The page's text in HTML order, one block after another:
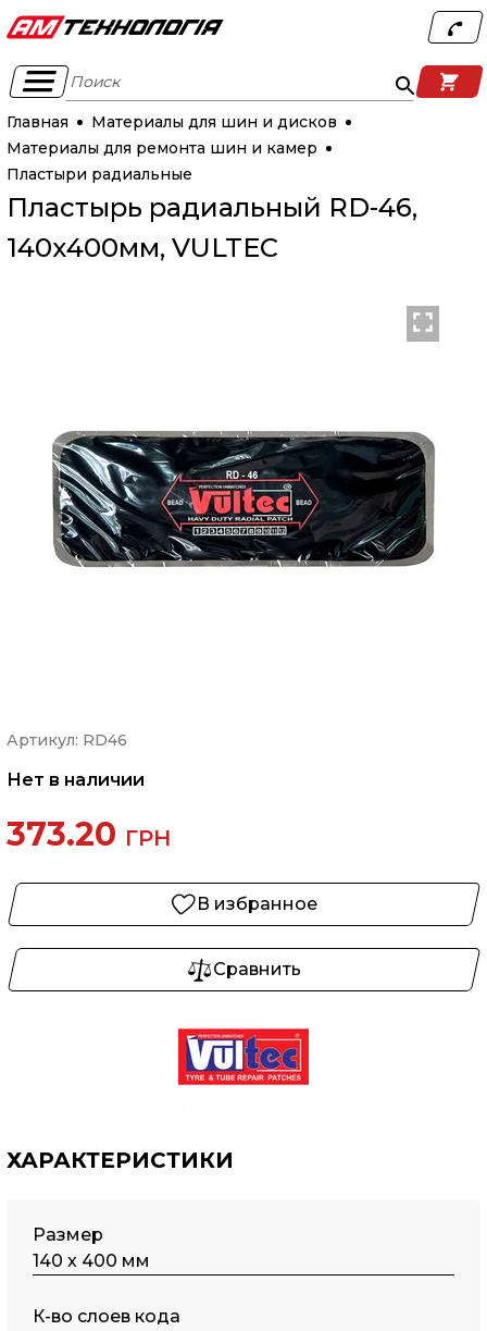
Поиск
Главная
Материалы для шин и дисков
Материалы для ремонта шин и камер
Пластыри радиальные
Пластырь радиальный RD-46,
140х400мм, VULTEC
Артикул: RD46
Нет в наличии
373.20 ГРН
В избранное
Сравнить
ХАРАКТЕРИСТИКИ
Размер
140 х 400 мм
К-во слоев кода